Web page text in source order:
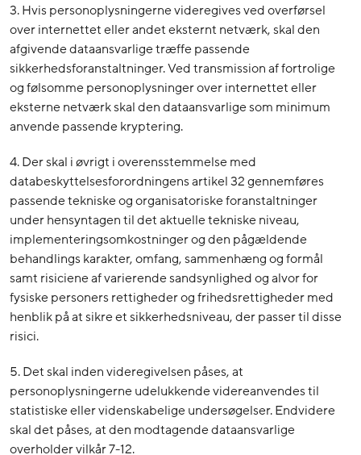
3. Hvis personoplysningerne videregives ved overførsel
over internettet eller andet eksternt netværk, skal den
afgivende dataansvarlige træffe passende
sikkerhedsforanstaltninger. Ved transmission af fortrolige
og følsomme personoplysninger over internettet eller
eksterne netværk skal den dataansvarlige som minimum
anvende passende kryptering.
4. Der skal i øvrigt i overensstemmelse med
databeskyttelsesforordningens artikel 32 gennemføres
passende tekniske og organisatoriske foranstaltninger
under hensyntagen til det aktuelle tekniske niveau,
implementeringsomkostninger og den pågældende
behandlings karakter, omfang, sammenhæng og formål
samt risiciene af varierende sandsynlighed og alvor for
fysiske personers rettigheder og frihedsrettigheder med
henblik på at sikre et sikkerhedsniveau, der passer til disse
risici.
5. Det skal inden videregivelsen påses, at
personoplysningerne udelukkende videreanvendes til
statistiske eller videnskabelige undersøgelser. Endvidere
skal det påses, at den modtagende dataansvarlige
overholder vilkår 7-12.